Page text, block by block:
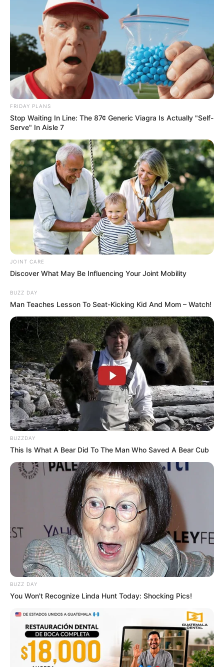
FRIDAY PLANS
Stop Waiting In Line: The 87¢ Generic Viagra Is Actually "Self-
Serve" In Aisle 7
JOINT CARE
Discover What May Be Influencing Your Joint Mobility
BUZZ DAY
Man Teaches Lesson To Seat-Kicking Kid And Mom – Watch!
BUZZDAY
This Is What A Bear Did To The Man Who Saved A Bear Cub
BUZZ DAY
You Won't Recognize Linda Hunt Today: Shocking Pics!